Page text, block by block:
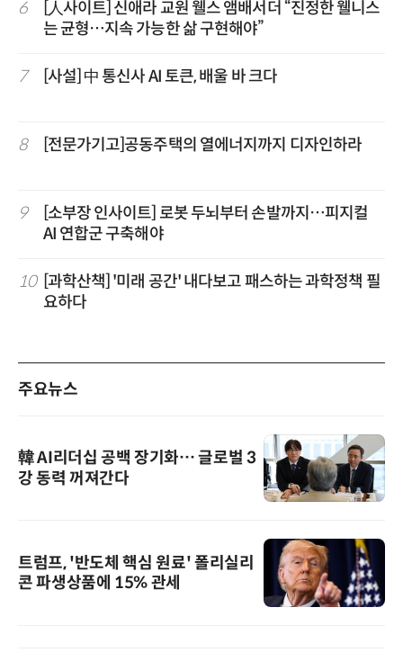
6
[人사이트] 신애라 교원 웰스 앰배서더 “진정한 웰니스
는 균형…지속 가능한 삶 구현해야”
7 [사설] 中 통신사 AI 토큰, 배울 바 크다
8 [전문가기고]공동주택의 열에너지까지 디자인하라
9
[소부장 인사이트] 로봇 두뇌부터 손발까지…피지컬
AI 연합군 구축해야
10 [과학산책] '미래 공간' 내다보고 패스하는 과학정책 필
요하다
주요뉴스
韓 AI리더십 공백 장기화… 글로벌 3
강 동력 꺼져간다
트럼프, '반도체 핵심 원료' 폴리실리
콘 파생상품에 15% 관세